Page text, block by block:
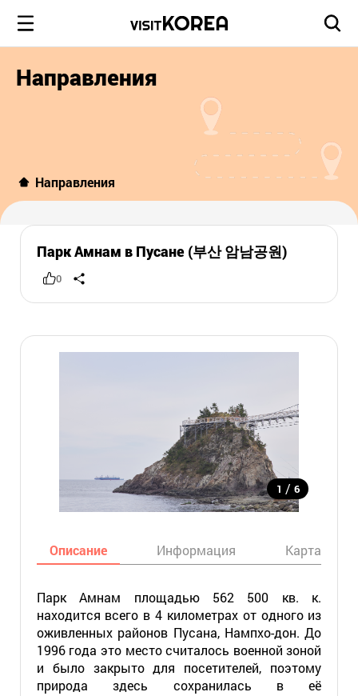
Направления
Направления
Парк Амнам в Пусане (부산 암남공원)
0
1 / 6
Описание Информация Карта
Парк Амнам площадью 562 500 кв. к.
находится всего в 4 километрах от одного из
оживленных районов Пусана, Нампхо-дон. До
1996 года это место считалось военной зоной
и было закрыто для посетителей, поэтому
природа здесь сохранилась в её